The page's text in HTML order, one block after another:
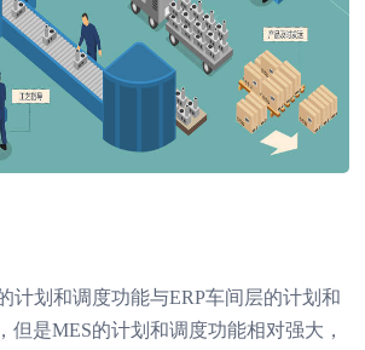
计划和调度功能与ERP车间层的计划和
但是MES的计划和调度功能相对强大，